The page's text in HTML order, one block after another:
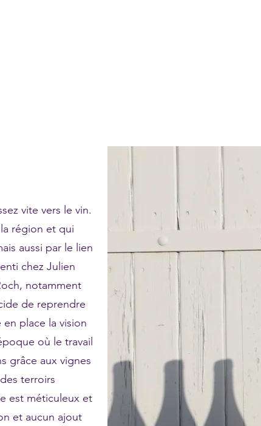
vite vers le vin.
région et qui
aussi par le lien
chez Julien
notamment
de reprendre
place la vision
où le travail
grâce aux vignes
terroirs
est méticuleux et
et aucun ajout